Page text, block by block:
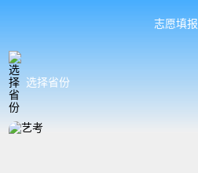
志愿填报
选择省份